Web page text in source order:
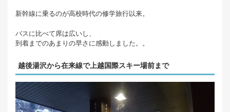
新幹線に乗るのが高校時代の修学旅行以来。
バスに比べて席は広いし、
到着までのあまりの早さに感動しました。。
越後湯沢から在来線で上越国際スキー場前まで